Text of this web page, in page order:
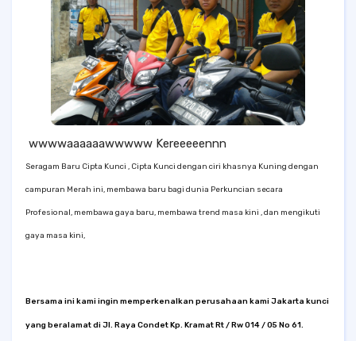
wwwwaaaaaawwwww Kereeeeennn
Seragam Baru Cipta Kunci , Cipta Kunci dengan ciri khasnya Kuning dengan
campuran Merah ini, membawa baru bagi dunia Perkuncian secara
Profesional, membawa gaya baru, membawa trend masa kini , dan mengikuti
gaya masa kini,
Bersama ini kami ingin memperkenalkan perusahaan kami Jakarta kunci
yang beralamat di Jl. Raya Condet Kp. Kramat Rt / Rw 014 / 05 No 61.